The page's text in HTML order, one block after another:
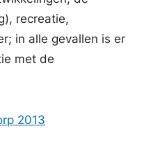
recreatie,
in alle gevallen is er
met de
2013